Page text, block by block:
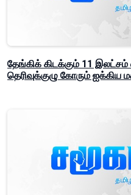
தேங்கிக் கிடக்கும் 11 இலட்சம்
தெரிவுக்குழு கோரும் ஐக்கிய